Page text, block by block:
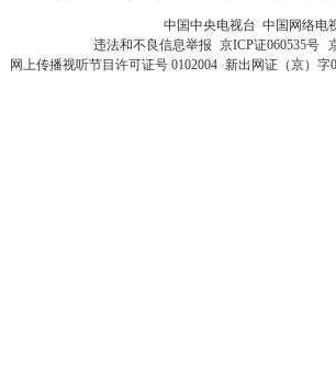
中国中央电视台 中国网络电
违法和不良信息举报 京ICP证060535号
网上传播视听节目许可证号 0102004 新出网证（京）